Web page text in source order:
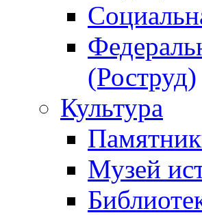
(Роструд)
Культура
Музей